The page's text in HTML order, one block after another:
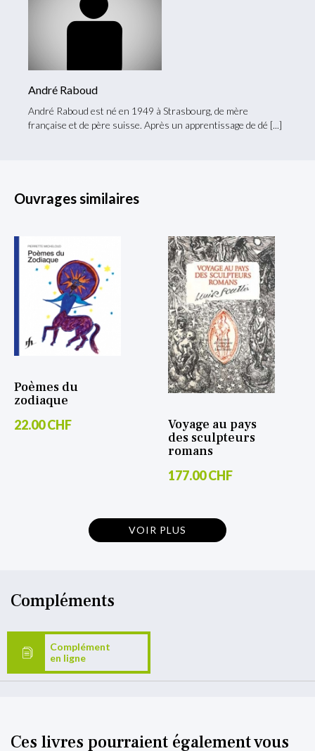
André Raboud
André Raboud est né en 1949 à Strasbourg, de mère
française et de père suisse. Après un apprentissage de dé
Ouvrages similaires
Poèmes du
zodiaque
22.00 CHF
Voyage au pays
des sculpteurs
romans
177.00 CHF
VOIR PLUS
Compléments
Complément
en ligne
Ces livres pourraient également vous